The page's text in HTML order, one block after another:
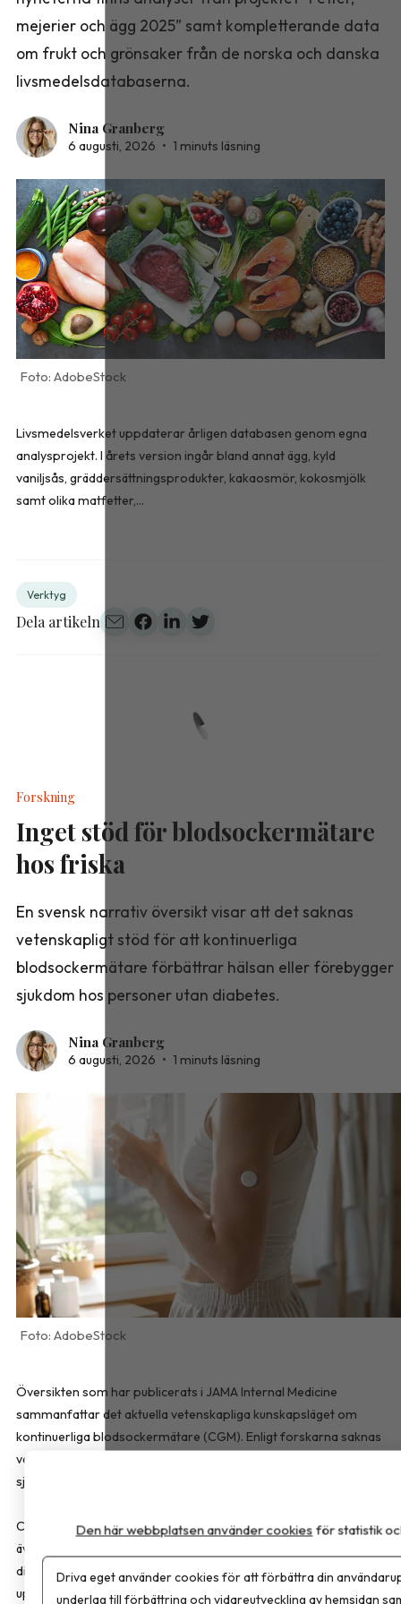
mejerier och ägg 2025” samt kompletterande data
om frukt och grönsaker från de norska och danska
livsmedelsdatabaserna.
Nina Granberg
6 augusti, 2026 • 1 minuts läsning
AdobeStock
Livsmedelsverket uppdaterar årligen databasen genom egna
analysprojekt. I årets version ingår bland annat ägg, kyld
vaniljsås, gräddersättningsprodukter, kakaosmör, kokosmjölk
samt olika matfetter,...
Verktyg
Dela artikeln
Forskning
Inget stöd för blodsockermätare
hos friska
En svensk narrativ översikt visar att det saknas
vetenskapligt stöd för att kontinuerliga
blodsockermätare förbättrar hälsan eller förebygger
sjukdom hos personer utan diabetes.
Nina Granberg
6 augusti, 2026 • 1 minuts läsning
AdobeStock
Översikten som har publicerats i JAMA Internal Medicine
sammanfattar det aktuella vetenskapliga kunskapsläget om
kontinuerliga blodsockermätare (CGM). Enligt forskarna saknas
vetenskapligt stöd för att tekniken förbättrar hälsan eller
sjukdom hos personer utan diabetes.
CGM utvecklades för personer med typ 1-diabetes och används i
även av många med typ 2-diabetes. För personer med typ 2-
diabetes kan tekniken underlätta behandlingen, minska behovet av
upprepade fingerstick och ge en mindre förbättring av
Den här webbplatsen använder cookies för statistik
Driva eget använder cookies för att förbättra din
underlag till förbättring och vidareutveckling av hemsidan